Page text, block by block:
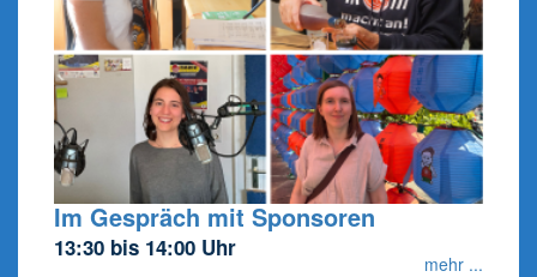
Im Gespräch mit Sponsoren
13:30 bis 14:00 Uhr
mehr ...